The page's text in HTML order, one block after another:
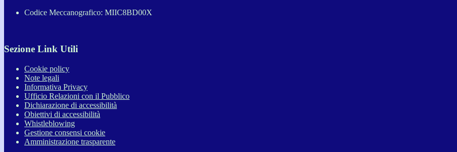
Codice Meccanografico: MIIC8BD00X
Sezione Link Utili
Cookie policy
Note legali
Informativa Privacy
Ufficio Relazioni con il Pubblico
Dichiarazione di accessibilità
Obiettivi di accessibilità
Whistleblowing
Gestione consensi cookie
Amministrazione trasparente